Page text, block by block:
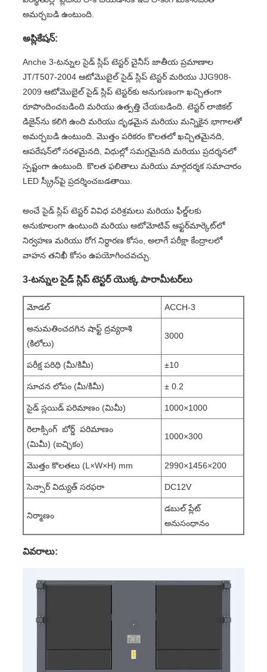
అమర్చబడి ఉంటుంది.
అప్లికేషన్:
Anche 3-టన్నుల సైడ్ స్లిప్ టెస్టర్ చైనీస్ జాతీయ ప్రమాణాల
JT/T507-2004 ఆటోమొబైల్ సైడ్ స్లిప్ టెస్టర్ మరియు JJG908-
2009 ఆటోమొబైల్ సైడ్ స్లిప్ టెస్టర్‌కు అనుగుణంగా ఖచ్చితంగా
రూపొందించబడింది మరియు ఉత్పత్తి చేయబడింది. టెస్టర్ లాజికల్
డిజైన్‌ను కలిగి ఉంది మరియు దృఢమైన మరియు మన్నికైన భాగాలతో
అమర్చబడి ఉంటుంది. మొత్తం పరికరం కొలతలో ఖచ్చితమైనది,
ఆపరేషన్‌లో సరళమైనది, విధుల్లో సమగ్రమైనది మరియు ప్రదర్శనలో
స్పష్టంగా ఉంటుంది. కొలత ఫలితాలు మరియు మార్గదర్శక సమాచారం
LED స్క్రీన్‌పై ప్రదర్శించబడతాయి.
అంచే సైడ్ స్లిప్ టెస్టర్ వివిధ పరిశ్రమలు మరియు ఫీల్డ్‌లకు
అనుకూలంగా ఉంటుంది మరియు ఆటోమోటివ్ ఆఫ్టర్‌మార్కెట్‌లో
నిర్వహణ మరియు రోగ నిర్ధారణ కోసం, అలాగే పరీక్షా కేంద్రాలలో
వాహన తనిఖీ కోసం ఉపయోగించవచ్చు.
3-టన్నుల సైడ్ స్లిప్ టెస్టర్ యొక్క పారామీటర్‌లు
మోడల్ ACCH-3
అనుమతించదగిన షాఫ్ట్ ద్రవ్యరాశి
(కిలోలు)
3000
పరీక్ష పరిధి (మీ/కిమీ) ±10
సూచన లోపం (మీ/కిమీ) ± 0.2
సైడ్ స్లయిడ్ పరిమాణం (మిమీ) 1000×1000
రిలాక్సింగ్ బోర్డ్ పరిమాణం
(మిమీ) (ఐచ్ఛికం)
1000×300
మొత్తం కొలతలు (L×W×H) mm 2990×1456×200
సెన్సార్ విద్యుత్ సరఫరా DC12V
నిర్మాణం
డబుల్ ప్లేట్
అనుసంధానం
వివరాలు: